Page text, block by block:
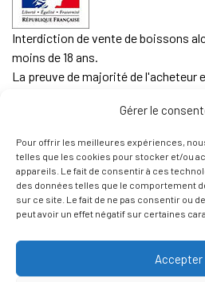
Gérer le
Pour offrir les meilleures expériences,
telles que les cookies pour stocker et/ou
appareils. Le fait de consentir à ces
des données telles que le comportement
sur ce site. Le fait de ne pas consentir ou
peut avoir un effet négatif sur certaines
Accepter
Interdiction de vente de boissons
moins de 18 ans.
La preuve de majorité de l'acheteur
L'abus d'alcool est dangereux pour
consommer avec modération.